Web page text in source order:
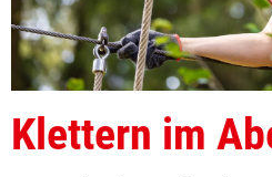
Klettern im